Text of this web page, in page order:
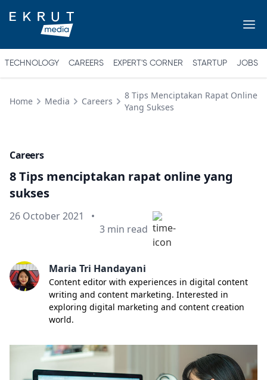
TECHNOLOGY CAREERS EXPERT'S CORNER STARTUP JOBS
Home Media Careers
8 Tips Menciptakan Rapat Online
Yang Sukses
Careers
8 Tips menciptakan rapat online yang
sukses
Published on
26 October 2021
•
Min read
3 min read
Maria Tri Handayani
Content editor with experiences in digital content
writing and content marketing. Interested in
exploring digital marketing and content creation
world.